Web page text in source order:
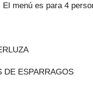
menú es para 4
DE ESPARRAGOS